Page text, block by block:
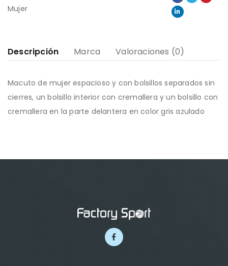
Mujer
Descripción Marca Valoraciones (0)
Macuto de mujer espacioso y con bolsillos separados sin
cierres, un bolsillo interior con cremallera y un bolsillo con
cremallera en la parte delantera en color gris azulado